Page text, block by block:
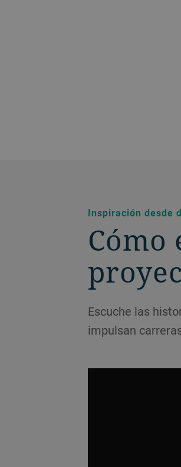
Inspiración desde
Escuche las
impulsan